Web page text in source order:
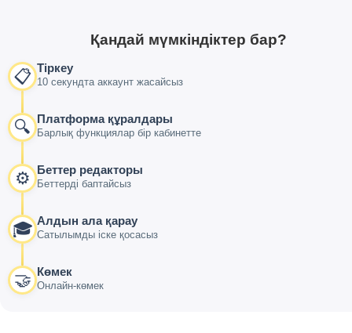
Қандай мүмкіндіктер бар?
📋 Тіркеу
10 секундта аккаунт жасайсыз
🔍 Платформа құралдары
Барлық функциялар бір кабинетте
⚙️ Беттер редакторы
Беттерді баптайсыз
🎓 Алдын ала қарау
Сатылымды іске қосасыз
🤝 Көмек
Онлайн-көмек